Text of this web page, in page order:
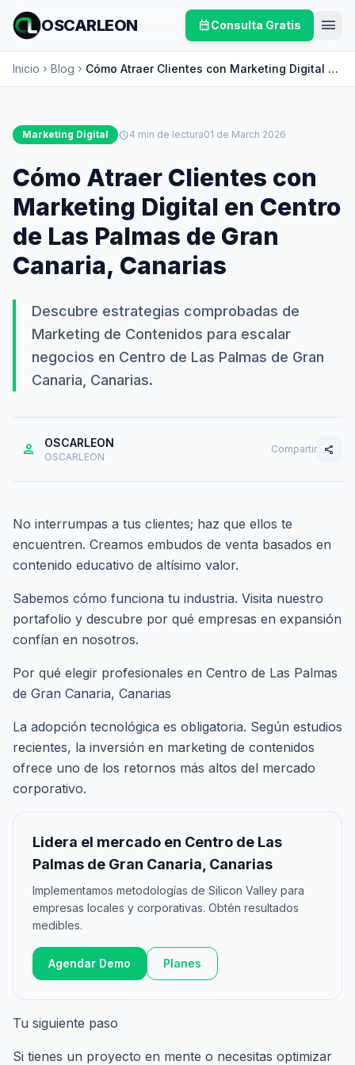
OSCARLEON calendar_monthConsulta Gratis menu
Inicio chevron_right Blog chevron_right Cómo Atraer Clientes con Marketing Digital en
Centro de Las Palmas de Gran Canaria,
Marketing Digital schedule4 min de lectura01 de March 2026
Cómo Atraer Clientes con
Marketing Digital en Centro
de Las Palmas de Gran
Canaria, Canarias
Descubre estrategias comprobadas de
Marketing de Contenidos para escalar
negocios en Centro de Las Palmas de Gran
Canaria, Canarias.
person OSCARLEON
OSCARLEON
Compartir share
No interrumpas a tus clientes; haz que ellos te
encuentren. Creamos embudos de venta basados en
contenido educativo de altísimo valor.
Sabemos cómo funciona tu industria. Visita nuestro
portafolio y descubre por qué empresas en expansión
confían en nosotros.
Por qué elegir profesionales en Centro de Las Palmas
de Gran Canaria, Canarias
La adopción tecnológica es obligatoria. Según estudios
recientes, la inversión en marketing de contenidos
ofrece uno de los retornos más altos del mercado
corporativo.
Lidera el mercado en Centro de Las
Palmas de Gran Canaria, Canarias
Implementamos metodologías de Silicon Valley para
empresas locales y corporativas. Obtén resultados
medibles.
Agendar Demo Planes
Tu siguiente paso
Si tienes un proyecto en mente o necesitas optimizar